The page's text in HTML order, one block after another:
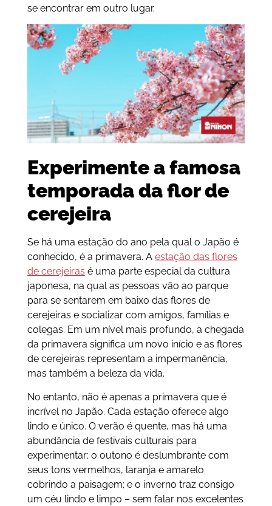
se encontrar em outro lugar.
Experimente a famosa
temporada da flor de
cerejeira
Se há uma estação do ano pela qual o Japão é
conhecido, é a primavera. A estação das flores
de cerejeiras é uma parte especial da cultura
japonesa, na qual as pessoas vão ao parque
para se sentarem em baixo das flores de
cerejeiras e socializar com amigos, famílias e
colegas. Em um nível mais profundo, a chegada
da primavera significa um novo início e as flores
de cerejeiras representam a impermanência,
mas também a beleza da vida.
No entanto, não é apenas a primavera que é
incrível no Japão. Cada estação oferece algo
lindo e único. O verão é quente, mas há uma
abundância de festivais culturais para
experimentar; o outono é deslumbrante com
seus tons vermelhos, laranja e amarelo
cobrindo a paisagem; e o inverno traz consigo
um céu lindo e limpo – sem falar nos excelentes